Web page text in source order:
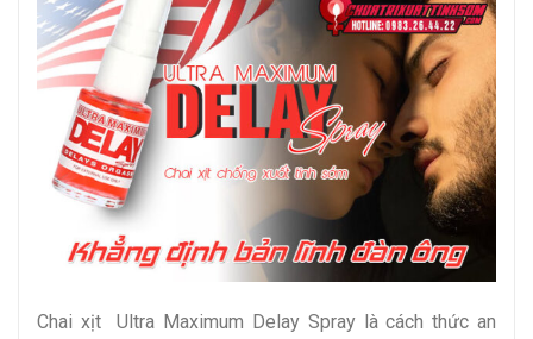
Chai xịt Ultra Maximum Delay Spray là cách thức an